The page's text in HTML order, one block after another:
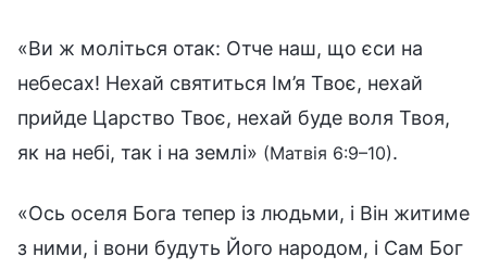
«Ви ж моліться отак: Отче наш, що єси на
небесах! Нехай святиться Ім’я Твоє, нехай
прийде Царство Твоє, нехай буде воля Твоя,
як на небі, так і на землі» (Матвія 6:9–10).
«Ось оселя Бога тепер із людьми, і Він житиме
з ними, і вони будуть Його народом, і Сам Бог